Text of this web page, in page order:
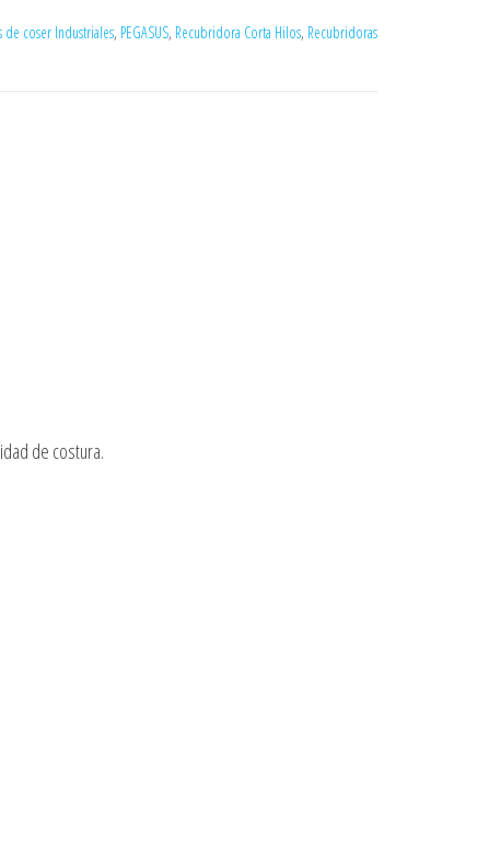
de coser Industriales, PEGASUS, Recubridora Corta Hilos, Recubridoras
de costura.